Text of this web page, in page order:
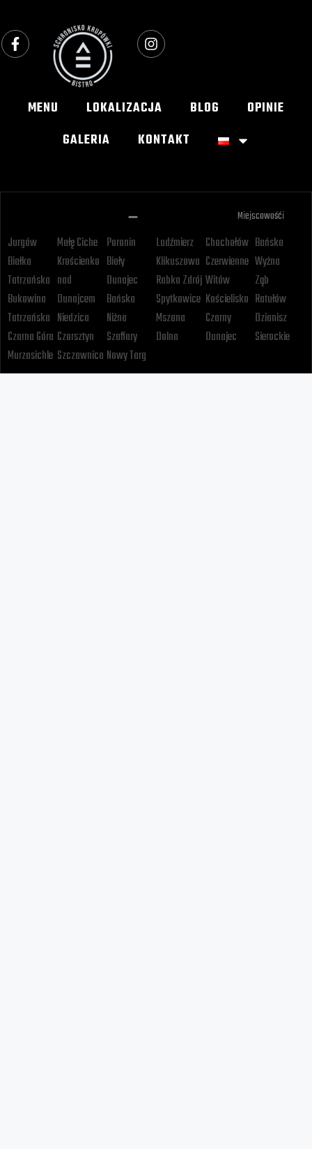
MENU LOKALIZACJA BLOG
OPINIE
GALERIA
KONTAKT
Miejscowośći
Jurgów
Białka
Tatrzańska
Bukowina
Tatrzańska
Czarna Góra
Murzasichle
Małę Ciche
Krościenko
nad
Dunajcem
Niedzica
Czorsztyn
Szczawnica
Poronin
Biały
Dunajec
Bańska
Niżna
Szaflary
Nowy Targ
Ludźmierz
Klikuszowa
Rabka Zdrój
Spytkowice
Mszana
Dolna
Chochołów
Czerwienne
Witów
Kościelisko
Czarny
Dunajec
Bańska
Wyżna
Ząb
Ratułów
Dzianisz
Sierockie